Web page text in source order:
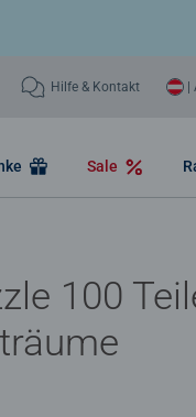
Hilfe & Kontakt |
Sale
100